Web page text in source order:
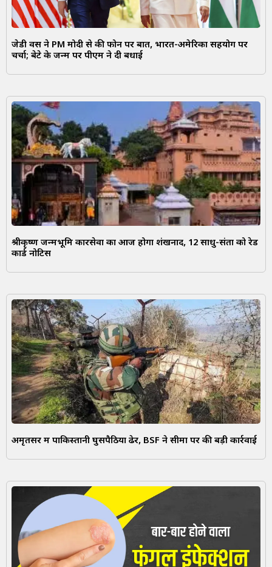
जेडी वेंस ने PM मोदी से की फोन पर बात, भारत-अमेरिका सहयोग पर
चर्चा; बेटे के जन्म पर पीएम ने दी बधाई
श्रीकृष्ण जन्मभूमि कारसेवा का आज होगा शंखनाद, 12 साधु-संतों को रेड
कार्ड नोटिस
अमृतसर में पाकिस्तानी घुसपैठिया ढेर, BSF ने सीमा पर की बड़ी कार्रवाई